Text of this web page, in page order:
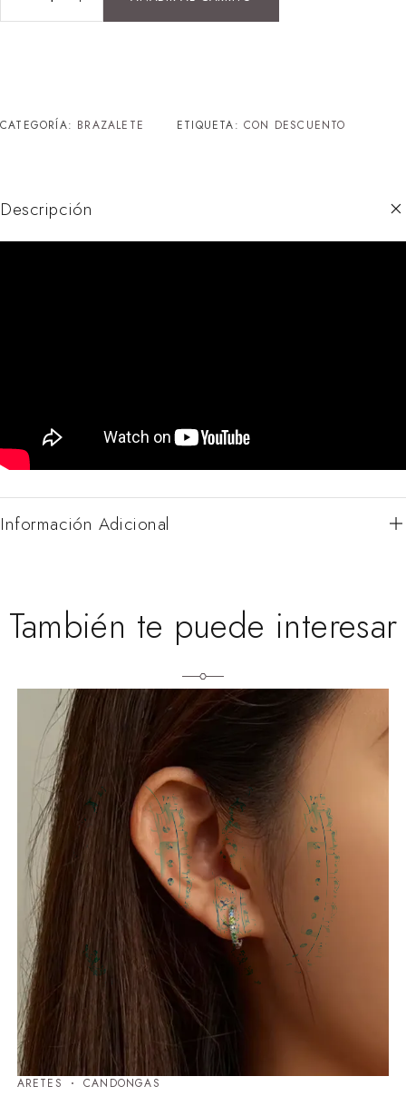
CATEGORÍA: BRAZALETE ETIQUETA:CON DESCUENTO
Descripción
Información Adicional
También te puede interesar
ARETES ⁠CANDONGAS